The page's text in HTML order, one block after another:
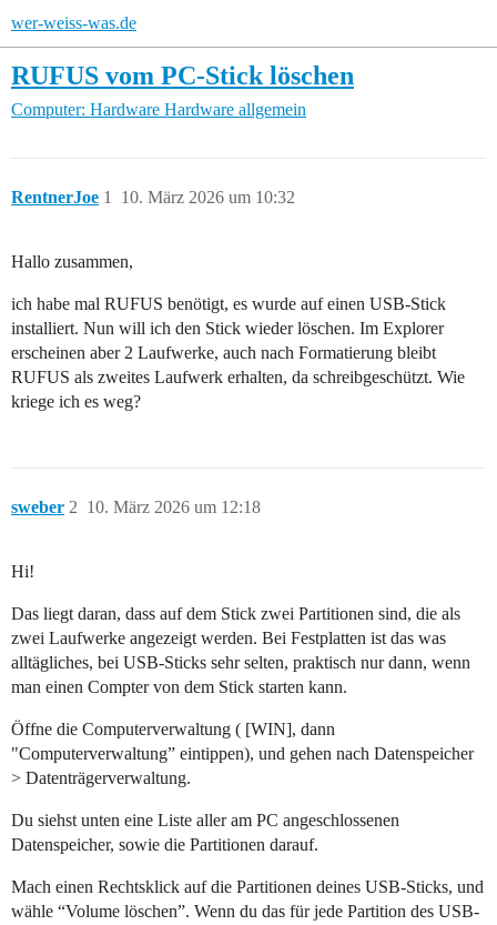
wer-weiss-was.de
RUFUS vom PC-Stick löschen
Computer: Hardware Hardware allgemein
RentnerJoe 10. März 2026 um 10:32
1
Hallo zusammen,
ich habe mal RUFUS benötigt, es wurde auf einen USB-Stick
installiert. Nun will ich den Stick wieder löschen. Im Explorer
erscheinen aber 2 Laufwerke, auch nach Formatierung bleibt
RUFUS als zweites Laufwerk erhalten, da schreibgeschützt. Wie
kriege ich es weg?
sweber 10. März 2026 um 12:18
2
Hi!
Das liegt daran, dass auf dem Stick zwei Partitionen sind, die als
zwei Laufwerke angezeigt werden. Bei Festplatten ist das was
alltägliches, bei USB-Sticks sehr selten, praktisch nur dann, wenn
man einen Compter von dem Stick starten kann.
Öffne die Computerverwaltung ( [WIN], dann
"Computerverwaltung” eintippen), und gehen nach Datenspeicher
> Datenträgerverwaltung.
Du siehst unten eine Liste aller am PC angeschlossenen
Datenspeicher, sowie die Partitionen darauf.
Mach einen Rechtsklick auf die Partitionen deines USB-Sticks, und
wähle “Volume löschen”. Wenn du das für jede Partition des USB-